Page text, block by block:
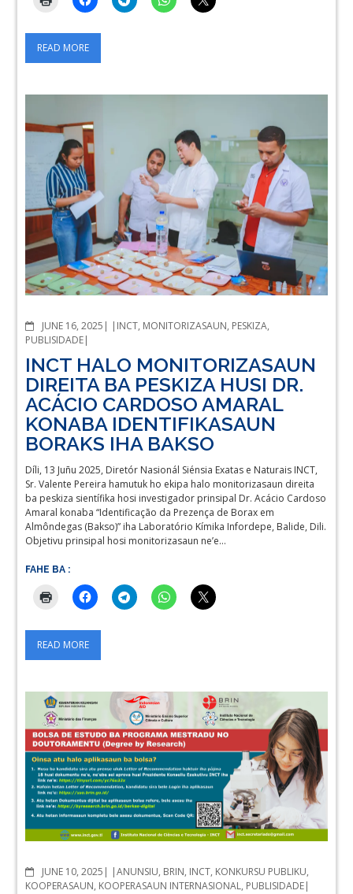
READ MORE
JUNE 16, 2025 COMMENTS
INCT, MONITORIZASAUN, PESKIZA,
PUBLISIDADE
INCT HALO MONITORIZASAUN
DIREITA BA PESKIZA HUSI DR.
ACÁCIO CARDOSO AMARAL
KONABA IDENTIFIKASAUN
BORAKS IHA BAKSO
Díli, 13 Juñu 2025, Diretór Nasionál Siénsia Exatas e Naturais INCT,
Sr. Valente Pereira hamutuk ho ekipa halo monitorizasaun direita
ba peskiza sientífika hosi investigador prinsipal Dr. Acácio Cardoso
Amaral konaba “Identificação da Prezença de Borax em
Almôndegas (Bakso)” iha Laboratório Kímika Infordepe, Balide, Dili.
Objetivu prinsipal hosi monitorizasaun ne’e…
FAHE BA :
READ MORE
JUNE 10, 2025 COMMENTS
ANUNSIU, BRIN, INCT, KONKURSU PUBLIKU,
KOOPERASAUN, KOOPERASAUN INTERNASIONAL, PUBLISIDADE